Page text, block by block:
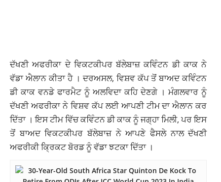
ਦੱਖਣੀ ਅਫਰੀਕਾ ਦੇ ਵਿਕਟਕੀਪਰ ਬੱਲੇਬਾਜ਼ ਕਵਿੰਟਨ ਡੀ ਕਾਕ ਨੇ
ਵੱਡਾ ਐਲਾਨ ਕੀਤਾ ਹੈ । ਦਰਅਸਲ, ਵਿਸ਼ਵ ਕੱਪ ਤੋਂ ਬਾਅਦ ਕਵਿੰਟਨ
ਡੀ ਕਾਕ ਵਨਡੇ ਫਾਰਮੈਟ ਨੂੰ ਅਲਵਿਦਾ ਕਹਿ ਦੇਣਗੇ । ਮੰਗਲਵਾਰ ਨੂੰ
ਦੱਖਣੀ ਅਫਰੀਕਾ ਨੇ ਵਿਸ਼ਵ ਕੱਪ ਲਈ ਆਪਣੀ ਟੀਮ ਦਾ ਐਲਾਨ ਕਰ
ਦਿੱਤਾ । ਇਸ ਟੀਮ ਵਿੱਚ ਕਵਿੰਟਨ ਡੀ ਕਾਕ ਨੂੰ ਜਗ੍ਹਾ ਮਿਲੀ, ਪਰ ਇਸ
ਤੋਂ ਬਾਅਦ ਵਿਕਟਕੀਪਰ ਬੱਲੇਬਾਜ਼ ਨੇ ਆਪਣੇ ਫੈਸਲੇ ਨਾਲ ਦੱਖਣੀ
ਅਫਰੀਕੀ ਕ੍ਰਿਕਟ ਬੋਰਡ ਨੂੰ ਵੱਡਾ ਝਟਕਾ ਦਿੱਤਾ ।